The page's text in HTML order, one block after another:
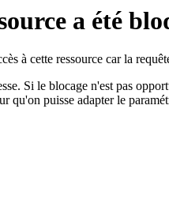
a été
à cette ressource car la
Si le blocage n'est pas
qu'on puisse adapter le